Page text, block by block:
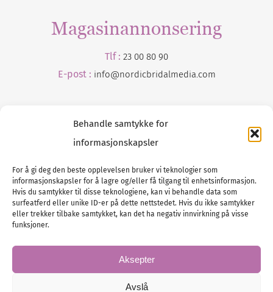
Behandle samtykke for
informasjonskapsler
For å gi deg den beste opplevelsen bruker vi teknologier som
informasjonskapsler for å lagre og/eller få tilgang til enhetsinformasjon.
Hvis du samtykker til disse teknologiene, kan vi behandle data som
surfeatferd eller unike ID-er på dette nettstedet. Hvis du ikke samtykker
eller trekker tilbake samtykket, kan det ha negativ innvirkning på visse
funksjoner.
Aksepter
Avslå
Magasinannonsering
Tlf : 23 00 80 90
E-post : info@nordicbridalmedia.com
Tlf :23 00 80 90
E-post :info@ nordicbridalmedia.com